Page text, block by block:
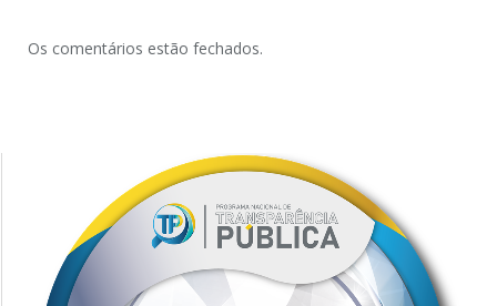
Os comentários estão fechados.